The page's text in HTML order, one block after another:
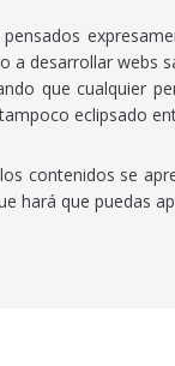
a desarrollar webs
que cualquier
eclipsado
contenidos se
hará que puedas